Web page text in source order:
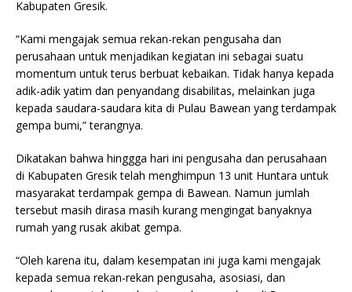
Kabupaten Gresik.
“Kami mengajak semua rekan-rekan pengusaha dan
perusahaan untuk menjadikan kegiatan ini sebagai suatu
momentum untuk terus berbuat kebaikan. Tidak hanya kepada
adik-adik yatim dan penyandang disabilitas, melainkan juga
kepada saudara-saudara kita di Pulau Bawean yang terdampak
gempa bumi,” terangnya.
Dikatakan bahwa hinggga hari ini pengusaha dan perusahaan
di Kabupaten Gresik telah menghimpun 13 unit Huntara untuk
masyarakat terdampak gempa di Bawean. Namun jumlah
tersebut masih dirasa masih kurang mengingat banyaknya
rumah yang rusak akibat gempa.
“Oleh karena itu, dalam kesempatan ini juga kami mengajak
kepada semua rekan-rekan pengusaha, asosiasi, dan